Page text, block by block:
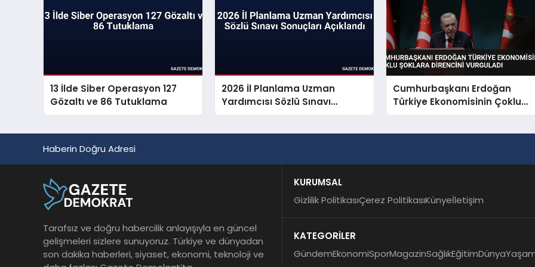
13 İlde Siber Operasyon 127
Gözaltı ve 86 Tutuklama
2026 İl Planlama Uzman
Yardımcısı Sözlü Sınavı
Sonuçları Açıklandı
Cumhurbaşkanı Erdoğan
Türkiye Ekonomisinin Çoklu
Şoklara Direncini Vurguladı
Haberin Doğru Adresi
Tarafsız ve doğru habercilik anlayışıyla en güncel
gelişmeleri sizlere sunuyoruz. Türkiye ve dünyadan
son dakika haberleri, siyaset, ekonomi, teknoloji ve
KURUMSAL
Gizlilik PolitikasıÇerez PolitikasıKünyeİletişim
KATEGORİLER
GündemEkonomiSporMagazinSağlıkEğitimDünya